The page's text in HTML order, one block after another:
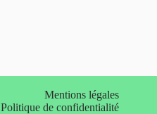
Mentions légales
Politique de confidentialité